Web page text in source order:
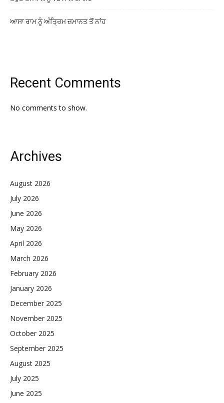
ਆਸਾ ਰਾਮ ਨੂੰ ਅੰਤ੍ਰਿਮ ਜ਼ਮਾਨਤ ਤੋਂ ਨਾਂਹ
Recent Comments
No comments to show.
Archives
August 2026
July 2026
June 2026
May 2026
April 2026
March 2026
February 2026
January 2026
December 2025
November 2025
October 2025
September 2025
August 2025
July 2025
June 2025